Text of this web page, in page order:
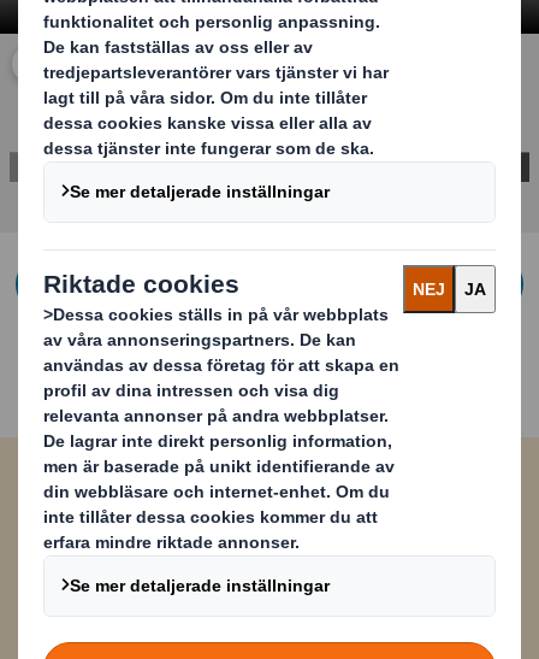
Klicka för att göra videon större
KONTAKTA OSS FÖR MER INFORMATION
Easyad fungerar
utomhus